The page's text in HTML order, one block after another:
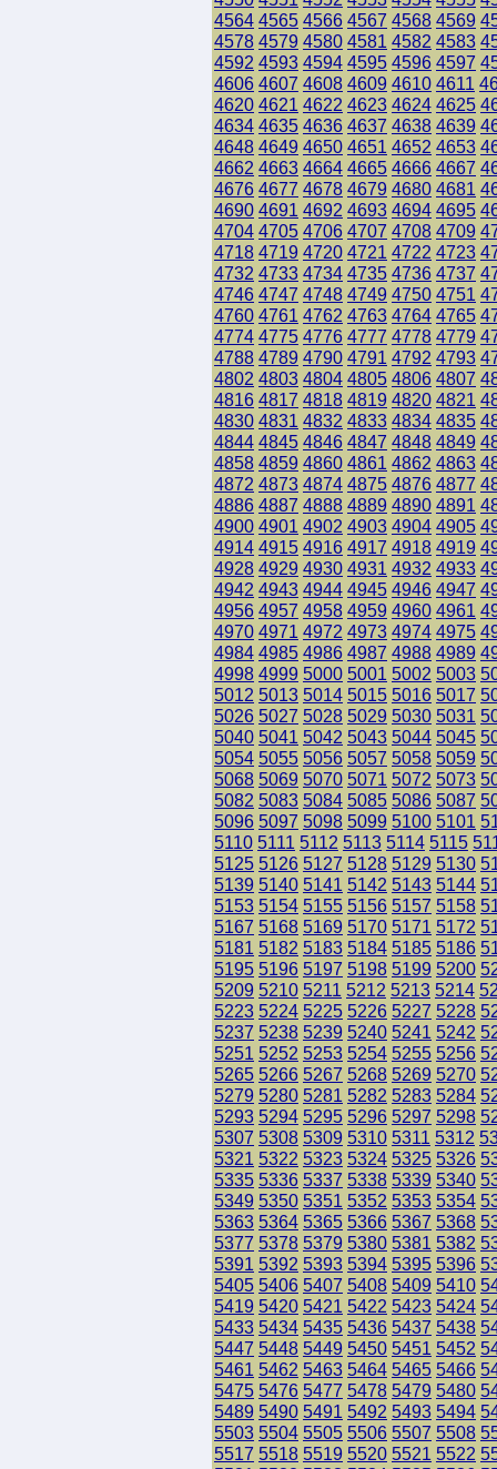
4564 4565 4566 4567 4568 4569
4578 4579 4580 4581 4582 4583
4592 4593 4594 4595 4596 4597
4606 4607 4608 4609 4610 4611
4620 4621 4622 4623 4624 4625
4634 4635 4636 4637 4638 4639
4648 4649 4650 4651 4652 4653
4662 4663 4664 4665 4666 4667
4676 4677 4678 4679 4680 4681
4690 4691 4692 4693 4694 4695
4704 4705 4706 4707 4708 4709
4718 4719 4720 4721 4722 4723
4732 4733 4734 4735 4736 4737
4746 4747 4748 4749 4750 4751
4760 4761 4762 4763 4764 4765
4774 4775 4776 4777 4778 4779
4788 4789 4790 4791 4792 4793
4802 4803 4804 4805 4806 4807
4816 4817 4818 4819 4820 4821
4830 4831 4832 4833 4834 4835
4844 4845 4846 4847 4848 4849
4858 4859 4860 4861 4862 4863
4872 4873 4874 4875 4876 4877
4886 4887 4888 4889 4890 4891
4900 4901 4902 4903 4904 4905
4914 4915 4916 4917 4918 4919
4928 4929 4930 4931 4932 4933
4942 4943 4944 4945 4946 4947
4956 4957 4958 4959 4960 4961
4970 4971 4972 4973 4974 4975
4984 4985 4986 4987 4988 4989
4998 4999 5000 5001 5002 5003
5012 5013 5014 5015 5016 5017
5026 5027 5028 5029 5030 5031
5040 5041 5042 5043 5044 5045
5054 5055 5056 5057 5058 5059
5068 5069 5070 5071 5072 5073
5082 5083 5084 5085 5086 5087
5096 5097 5098 5099 5100 5101
5110 5111 5112 5113 5114 5115
5125 5126 5127 5128 5129 5130
5139 5140 5141 5142 5143 5144
5153 5154 5155 5156 5157 5158
5167 5168 5169 5170 5171 5172
5181 5182 5183 5184 5185 5186
5195 5196 5197 5198 5199 5200
5209 5210 5211 5212 5213 5214
5223 5224 5225 5226 5227 5228
5237 5238 5239 5240 5241 5242
5251 5252 5253 5254 5255 5256
5265 5266 5267 5268 5269 5270
5279 5280 5281 5282 5283 5284
5293 5294 5295 5296 5297 5298
5307 5308 5309 5310 5311 5312
5321 5322 5323 5324 5325 5326
5335 5336 5337 5338 5339 5340
5349 5350 5351 5352 5353 5354
5363 5364 5365 5366 5367 5368
5377 5378 5379 5380 5381 5382
5391 5392 5393 5394 5395 5396
5405 5406 5407 5408 5409 5410
5419 5420 5421 5422 5423 5424
5433 5434 5435 5436 5437 5438
5447 5448 5449 5450 5451 5452
5461 5462 5463 5464 5465 5466
5475 5476 5477 5478 5479 5480
5489 5490 5491 5492 5493 5494
5503 5504 5505 5506 5507 5508
5517 5518 5519 5520 5521 5522